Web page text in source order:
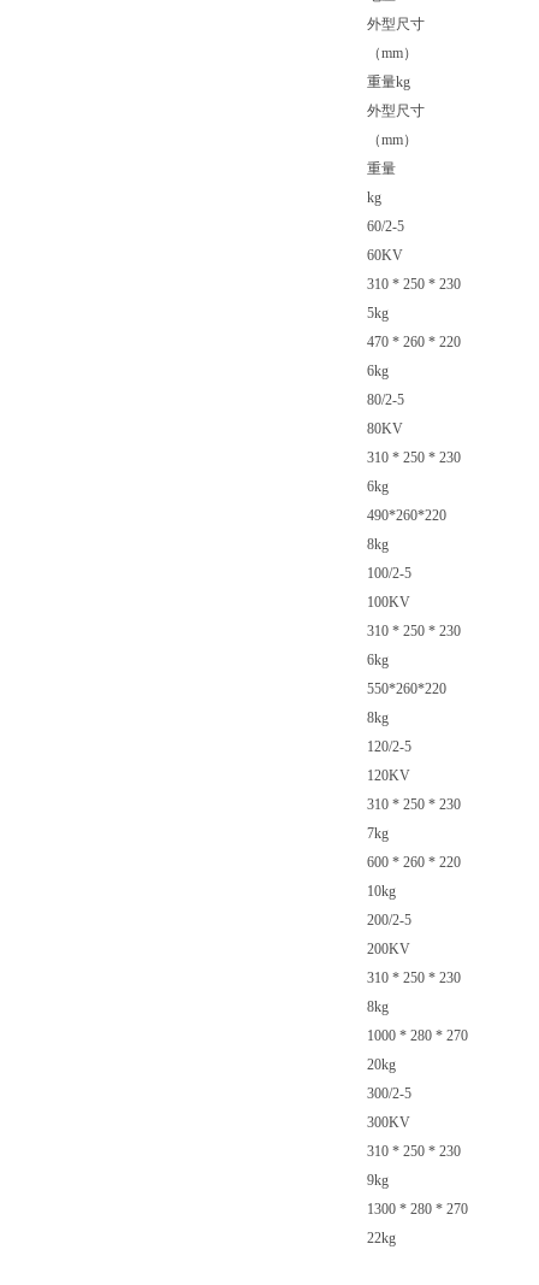
外型尺寸
（mm）
重量kg
外型尺寸
（mm）
重量
kg
60/2-5
60KV
310 * 250 * 230
5kg
470 * 260 * 220
6kg
80/2-5
80KV
310 * 250 * 230
6kg
490*260*220
8kg
100/2-5
100KV
310 * 250 * 230
6kg
550*260*220
8kg
120/2-5
120KV
310 * 250 * 230
7kg
600 * 260 * 220
10kg
200/2-5
200KV
310 * 250 * 230
8kg
1000 * 280 * 270
20kg
300/2-5
300KV
310 * 250 * 230
9kg
1300 * 280 * 270
22kg